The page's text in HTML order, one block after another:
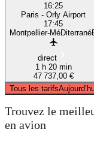
16:25
Paris - Orly Airport
17:45
Montpellier-
direct
1 h 20 min
47 737,00 €
Tous les tarifs
Trouvez le
en avion